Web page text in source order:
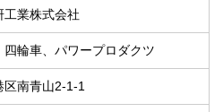
工業株式会社
四輪車、パワープロダクツ
区南青山2-1-1